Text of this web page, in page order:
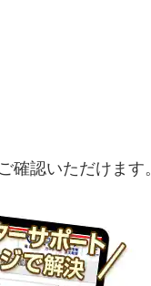
認いただけます。